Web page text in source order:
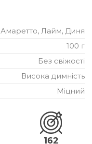
Амаретто, Лайм, Диня
100 г
Без свіжості
Висока димність
Міцний
162